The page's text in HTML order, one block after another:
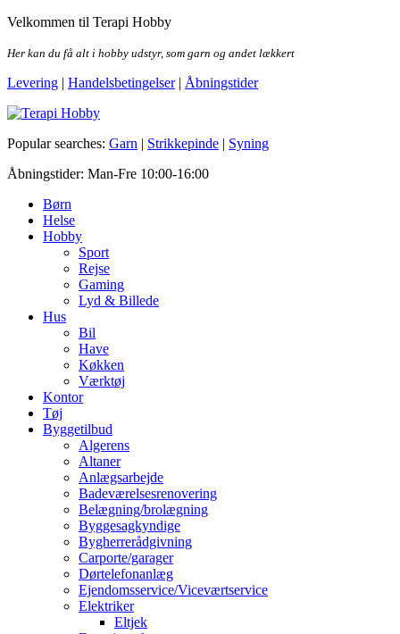
Skip
the
Velkommen til Terapi Hobby
Her kan du få alt i hobby udstyr, som garn og andet lækkert
Levering | Handelsbetingelser| Åbningstider
Terapi Hobby
Popular searches: Garn | Strikkepinde | Syning
Åbningstider: Man-Fre 10:00-16:00
Børn
Helse
Hobby
Sport
Rejse
Gaming
Lyd & Billede
Hus
Bil
Have
Køkken
Værktøj
Kontor
Tøj
Byggetilbud
Algerens
Altaner
Anlægsarbejde
Badeværelsesrenovering
Belægning/brolægning
Byggesagkyndige
Bygherrerådgivning
Carporte/garager
Dørtelefonanlæg
Ejendomsservice/Viceværtservice
Elektriker
Eltjek